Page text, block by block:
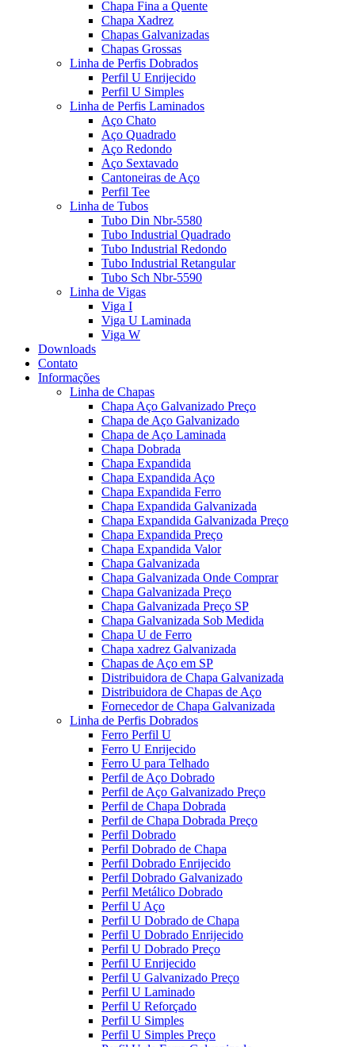
Chapa Fina a Quente
Chapa Xadrez
Chapas Galvanizadas
Chapas Grossas
Linha de Perfis Dobrados
Perfil U Enrijecido
Perfil U Simples
Linha de Perfis Laminados
Aço Chato
Aço Quadrado
Aço Redondo
Aço Sextavado
Cantoneiras de Aço
Perfil Tee
Linha de Tubos
Tubo Din Nbr-5580
Tubo Industrial Quadrado
Tubo Industrial Redondo
Tubo Industrial Retangular
Tubo Sch Nbr-5590
Linha de Vigas
Viga I
Viga U Laminada
Viga W
Downloads
Contato
Informações
Linha de Chapas
Chapa Aço Galvanizado Preço
Chapa de Aço Galvanizado
Chapa de Aço Laminada
Chapa Dobrada
Chapa Expandida
Chapa Expandida Aço
Chapa Expandida Ferro
Chapa Expandida Galvanizada
Chapa Expandida Galvanizada Preço
Chapa Expandida Preço
Chapa Expandida Valor
Chapa Galvanizada
Chapa Galvanizada Onde Comprar
Chapa Galvanizada Preço
Chapa Galvanizada Preço SP
Chapa Galvanizada Sob Medida
Chapa U de Ferro
Chapa xadrez Galvanizada
Chapas de Aço em SP
Distribuidora de Chapa Galvanizada
Distribuidora de Chapas de Aço
Fornecedor de Chapa Galvanizada
Linha de Perfis Dobrados
Ferro Perfil U
Ferro U Enrijecido
Ferro U para Telhado
Perfil de Aço Dobrado
Perfil de Aço Galvanizado Preço
Perfil de Chapa Dobrada
Perfil de Chapa Dobrada Preço
Perfil Dobrado
Perfil Dobrado de Chapa
Perfil Dobrado Enrijecido
Perfil Dobrado Galvanizado
Perfil Metálico Dobrado
Perfil U Aço
Perfil U Dobrado de Chapa
Perfil U Dobrado Enrijecido
Perfil U Dobrado Preço
Perfil U Enrijecido
Perfil U Galvanizado Preço
Perfil U Laminado
Perfil U Reforçado
Perfil U Simples
Perfil U Simples Preço